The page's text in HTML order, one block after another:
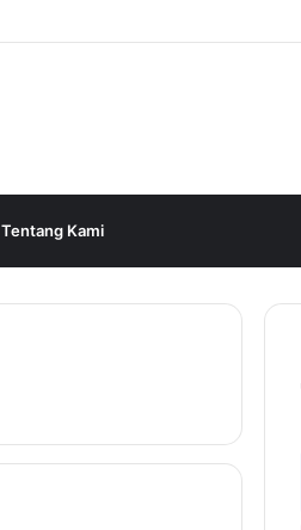
Tentang Kami